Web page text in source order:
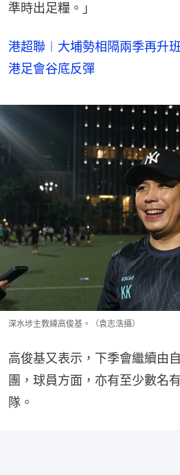
準時出足糧。」
港超聯︱大埔勢相隔兩季再升
港足會谷底反彈
深水埗主教練高俊基。（袁志浩攝）
高俊基又表示，下季會繼續由
團，球員方面，亦有至少數名
隊。